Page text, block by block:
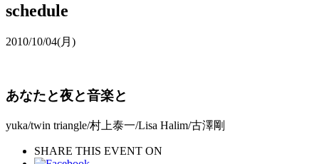
schedule
2010/10/04(月)
あなたと夜と音楽と
yuka/twin triangle/村上泰一/Lisa Halim/古澤剛
SHARE THIS EVENT ON